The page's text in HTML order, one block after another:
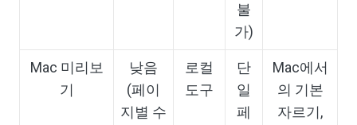
불
가)
Mac 미리보
기
낮음
(페이
지별 수
로컬
도구
단
일
페
Mac에서
의 기본
자르기,